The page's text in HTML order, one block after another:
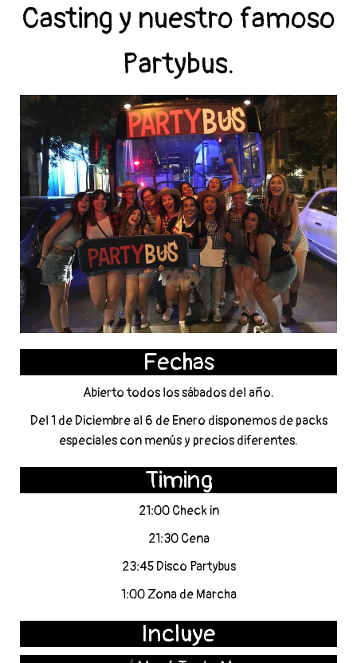
Casting y nuestro famoso
Partybus.
Fechas
Abierto todos los sábados del año.
Del 1 de Diciembre al 6 de Enero disponemos de packs
especiales con menús y precios diferentes.
Timing
21:00 Check in
21:30 Cena
23:45 Disco Partybus
1:00 Zona de Marcha
Incluye